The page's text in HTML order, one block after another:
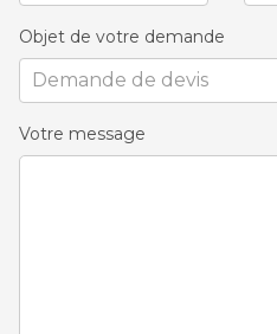
Objet de votre demande
Votre message